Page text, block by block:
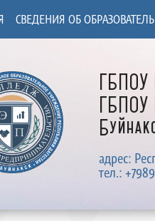
ГБПОУ
адрес:
тел.:
СВЕДЕНИЯ ОБ